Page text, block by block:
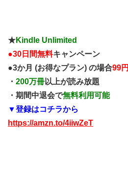
★Kindle Unlimited
●30日間無料キャンペーン
●3か月 (お得なプラン) の場合99円
・ 200万冊以上が読み放題
・期間中退会で無料利用可能
▼登録はコチラから
https://amzn.to/4iiwZeT